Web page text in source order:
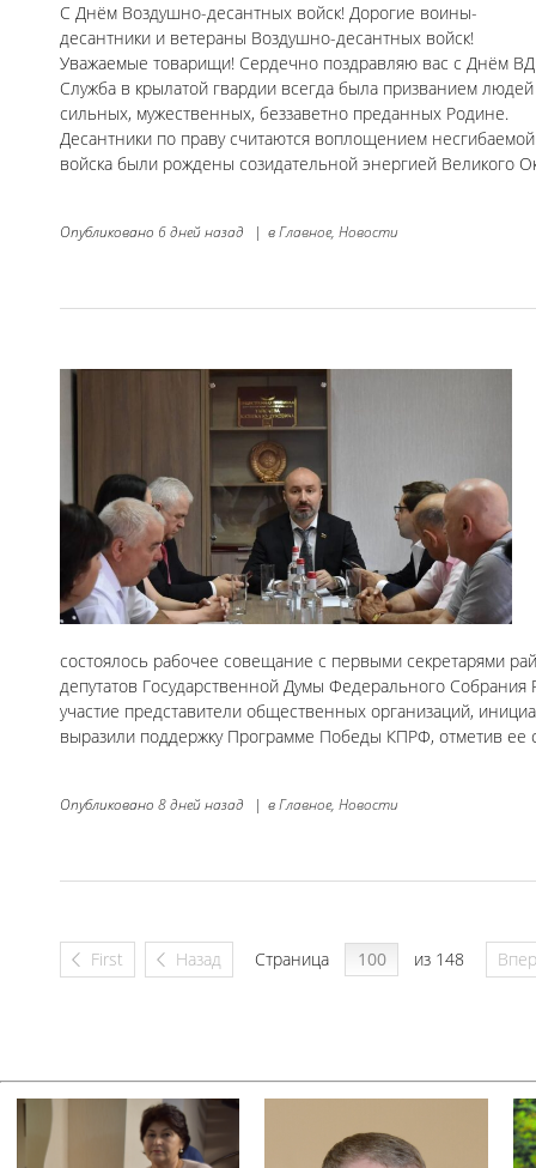
С Днём Воздушно-десантных войск! Дорогие воины-
десантники и ветераны Воздушно-десантных войск!
Уважаемые товарищи! Сердечно поздравляю вас с Днём
Служба в крылатой гвардии всегда была призванием людей
сильных, мужественных, беззаветно преданных Родине.
Десантники по праву считаются воплощением
войска были рождены созидательной энергией Великого
Опубликовано 6 дней назад | вГлавное, Новости
состоялось рабочее совещание с первыми секретарями
депутатов Государственной Думы Федерального
участие представители общественных организаций,
выразили поддержку Программе Победы КПРФ, отметив ее
Опубликовано 8 дней назад | вГлавное, Новости
First Назад Страница из 148